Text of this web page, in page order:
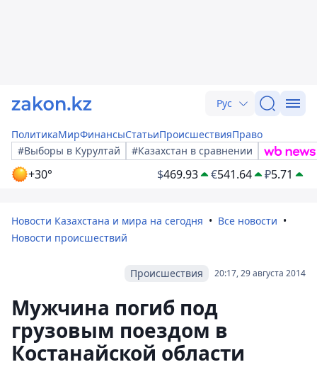
Рус
ПолитикаМирФинансыСтатьиПроисшествияПраво
#Выборы в Курултай
#Казахстан в сравнении
+30° $469.93 €541.64 ₽5.71
Новости Казахстана и мира на сегодня
Все новости
Новости происшествий
20:17, 29 августа 2014
Происшествия
Мужчина погиб под
грузовым поездом в
Костанайской области